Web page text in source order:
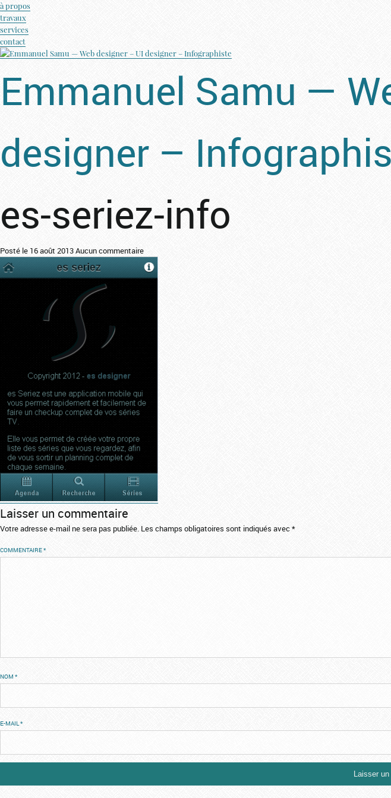
à propos
travaux
services
contact
Emmanuel Samu —
designer –
es-seriez-info
Posté le 16 août 2013Aucun commentaire
Laisser un commentaire
Votre adresse e-mail ne sera pas publiée. Les champs obligatoires sont indiqués avec*
COMMENTAIRE*
NOM *
E-MAIL*